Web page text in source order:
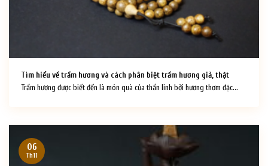
Tìm hiểu về trầm hương và cách phân biệt trầm hương giả, thật
Trầm hương được biết đến là món quà của thần linh bởi hương thơm đặc...
06
Th11